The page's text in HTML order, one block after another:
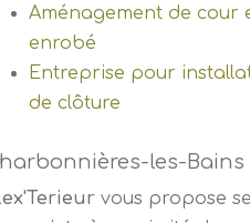
Aménagement de cour
enrobé
Entreprise pour
de clôture
les-Bains
vous propose